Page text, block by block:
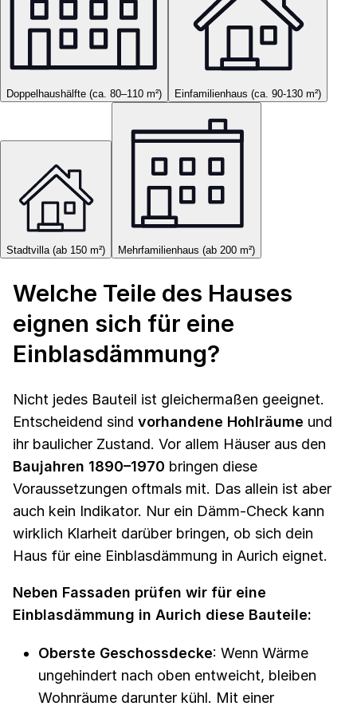
Doppelhaushälfte (ca. 80–110 m²) Einfamilienhaus (ca. 90-130 m²)
Stadtvilla (ab 150 m²) Mehrfamilienhaus (ab 200 m²)
Welche Teile des Hauses
eignen sich für eine
Einblasdämmung?
Nicht jedes Bauteil ist gleichermaßen geeignet.
Entscheidend sind vorhandene Hohlräume und
ihr baulicher Zustand. Vor allem Häuser aus den
Baujahren 1890–1970 bringen diese
Voraussetzungen oftmals mit. Das allein ist aber
auch kein Indikator. Nur ein Dämm-Check kann
wirklich Klarheit darüber bringen, ob sich dein
Haus für eine Einblasdämmung in Aurich eignet.
Neben Fassaden prüfen wir für eine
Einblasdämmung in Aurich diese Bauteile:
Oberste Geschossdecke: Wenn Wärme
ungehindert nach oben entweicht, bleiben
Wohnräume darunter kühl. Mit einer